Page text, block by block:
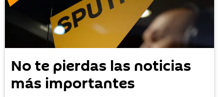
No te pierdas las noticias
más importantes